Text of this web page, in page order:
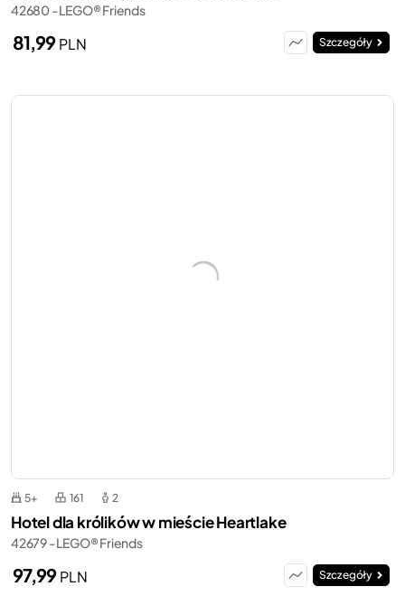
42680 - LEGO® Friends
81,99PLN Szczegóły
5+ 161 2
Hotel dla królików w mieście Heartlake
42679 - LEGO® Friends
97,99PLN Szczegóły